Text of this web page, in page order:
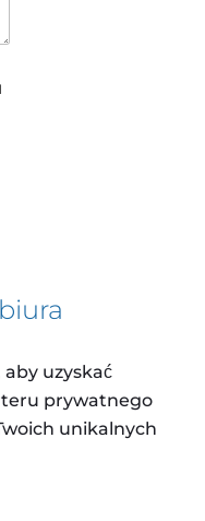
uzyskać
prywatnego
unikalnych